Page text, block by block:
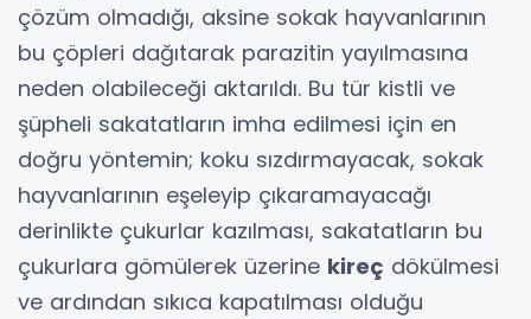
çözüm olmadığı, aksine sokak hayvanlarının
bu çöpleri dağıtarak parazitin yayılmasına
neden olabileceği aktarıldı. Bu tür kistli ve
şüpheli sakatatların imha edilmesi için en
doğru yöntemin; koku sızdırmayacak, sokak
hayvanlarının eşeleyip çıkaramayacağı
derinlikte çukurlar kazılması, sakatatların bu
çukurlara gömülerek üzerine kireç dökülmesi
ve ardından sıkıca kapatılması olduğu